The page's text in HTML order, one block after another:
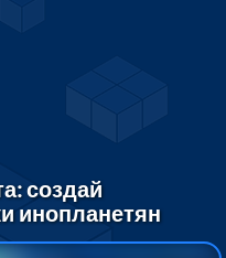
создай
инопланетян